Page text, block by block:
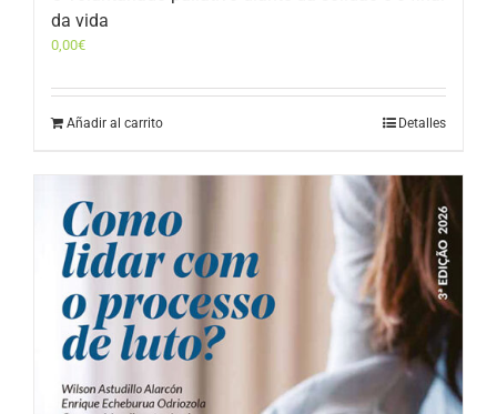
da vida
0,00€
Añadir al carrito Detalles